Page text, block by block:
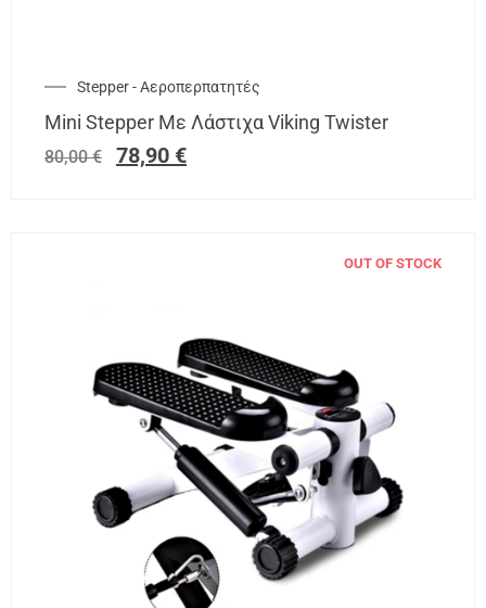
Stepper - Αεροπερπατητές
Mini Stepper Με Λάστιχα Viking Twister
80,00€ 78,90 €
OUT OF STOCK